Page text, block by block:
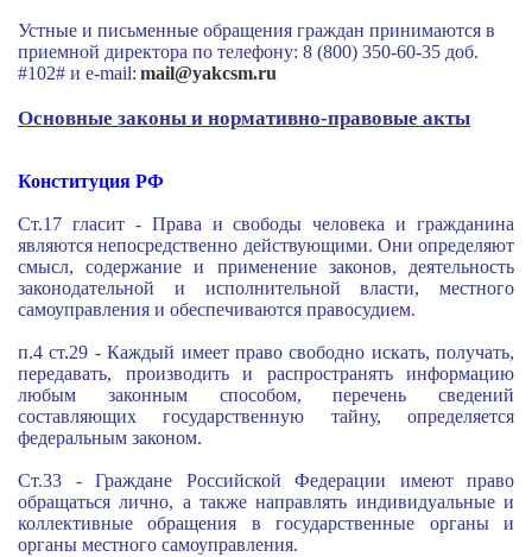
Устные и письменные обращения граждан принимаются в
приемной директора по телефону: 8 (800) 350-60-35 доб.
#102# и e-mail: mail@yakcsm.ru
Основные законы и нормативно-правовые акты
Конституция РФ
Ст.17 гласит - Права и свободы человека и гражданина
являются непосредственно действующими. Они определяют
смысл, содержание и применение законов, деятельность
законодательной и исполнительной власти, местного
самоуправления и обеспечиваются правосудием.
п.4 ст.29 - Каждый имеет право свободно искать, получать,
передавать, производить и распространять информацию
любым законным способом, перечень сведений
составляющих государственную тайну, определяется
федеральным законом.
Ст.33 - Граждане Российской Федерации имеют право
обращаться лично, а также направлять индивидуальные и
коллективные обращения в государственные органы и
органы местного самоуправления.